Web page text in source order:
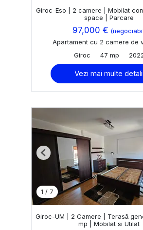
Giroc-Eso | 2 camere | Mobilat
space | Parcare
97,000 €
Apartament cu 2 camere de
Giroc
47 mp
Vezi mai multe detalii
1 / 7
Previous
Giroc-UM | 2 Camere | Terasă
mp | Mobilat si Utilat